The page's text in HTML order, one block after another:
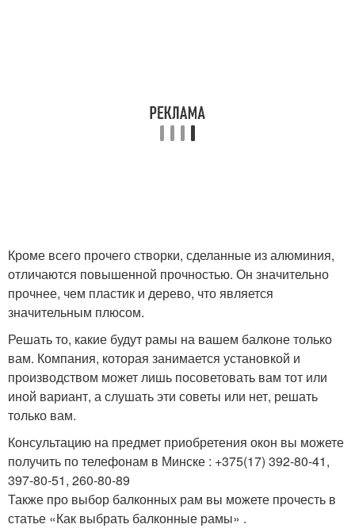
Кроме всего прочего створки, сделанные из алюминия,
отличаются повышенной прочностью. Он значительно
прочнее, чем пластик и дерево, что является
значительным плюсом.
Решать то, какие будут рамы на вашем балконе только
вам. Компания, которая занимается установкой и
производством может лишь посоветовать вам тот или
иной вариант, а слушать эти советы или нет, решать
только вам.
Консультацию на предмет приобретения окон вы можете
получить по телефонам в Минске : +375(17) 392-80-41,
397-80-51, 260-80-89
Также про выбор балконных рам вы можете прочесть в
статье «Как выбрать балконные рамы» .